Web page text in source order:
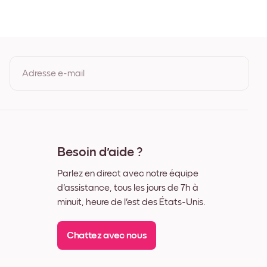
Adresse e-mail
Besoin d'aide ?
Parlez en direct avec notre équipe
d'assistance, tous les jours de 7h à
minuit, heure de l'est des États-Unis.
Chattez avec nous